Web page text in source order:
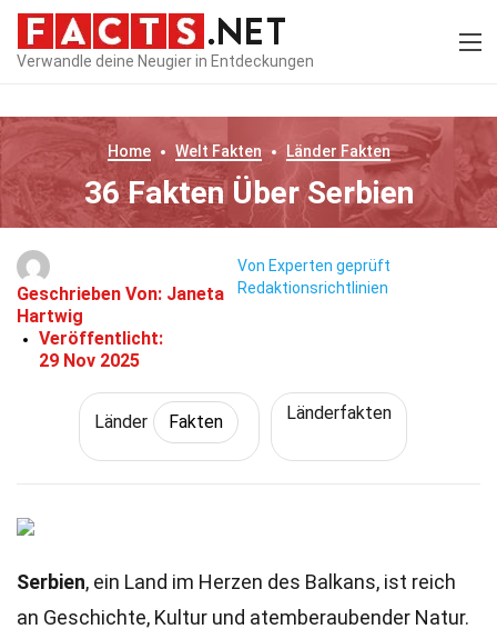
Verwandle deine Neugier in Entdeckungen
Home Welt Fakten Länder Fakten
36 Fakten Über Serbien
Geschrieben Von: Janeta
Hartwig
Veröffentlicht:
29 Nov 2025
Von Experten geprüft
Redaktionsrichtlinien
Länder Fakten Länderfakten
Serbien, ein Land im Herzen des Balkans, ist reich
an Geschichte, Kultur und atemberaubender Natur.